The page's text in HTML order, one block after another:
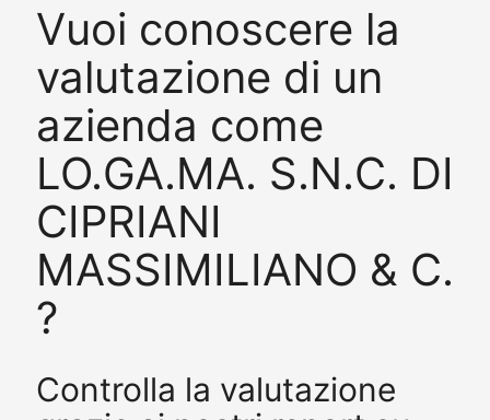
Vuoi conoscere la
valutazione di un
azienda come
LO.GA.MA. S.N.C. DI
CIPRIANI
MASSIMILIANO & C.
?
Controlla la valutazione